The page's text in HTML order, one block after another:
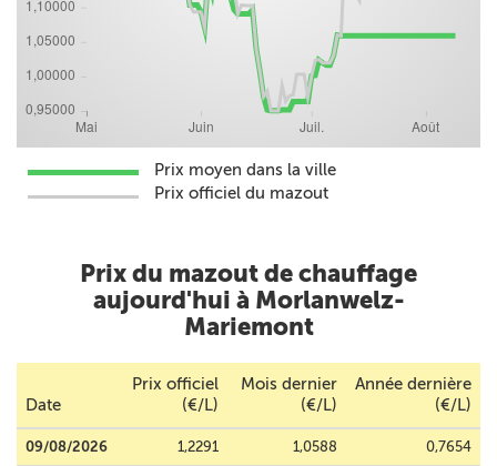
Prix moyen dans la ville
Prix officiel du mazout
Prix du mazout de chauffage
aujourd'hui à Morlanwelz-
Mariemont
Date
Prix officiel
(€/L)
Mois dernier
(€/L)
Année dernière
(€/L)
09/08/2026 1,2291 1,0588 0,7654